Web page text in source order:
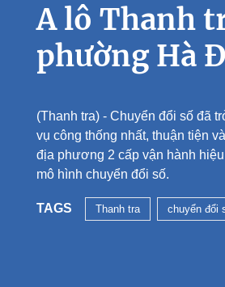
A lô Thanh
phường Hà
(Thanh tra) - Chuyển đổi số đã
vụ công thống nhất, thuận tiện
địa phương 2 cấp vận hành
mô hình chuyển đổi số.
TAGS Thanh tra chuyển đổi